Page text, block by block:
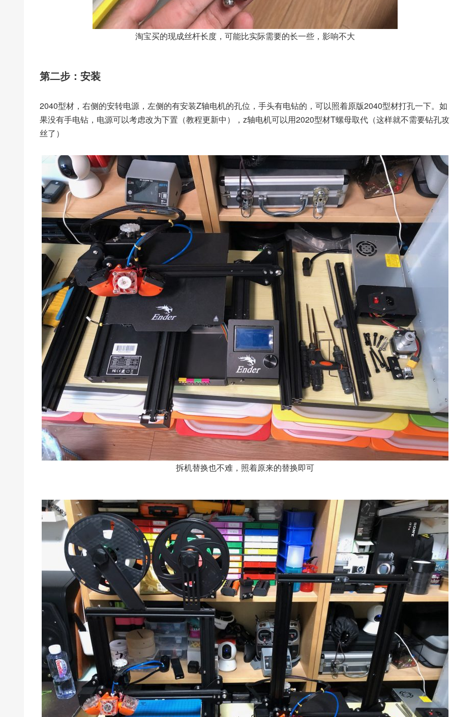
淘宝买的现成丝杆长度，可能比实际需要的长一些，影响不大
第二步：安装
2040型材，右侧的安转电源，左侧的有安装Z轴电机的孔位，手头有电钻的，可以照着原版2040型材打孔一下。如
果没有手电钻，电源可以考虑改为下置（教程更新中），z轴电机可以用2020型材T螺母取代（这样就不需要钻孔攻
丝了）
拆机替换也不难，照着原来的替换即可